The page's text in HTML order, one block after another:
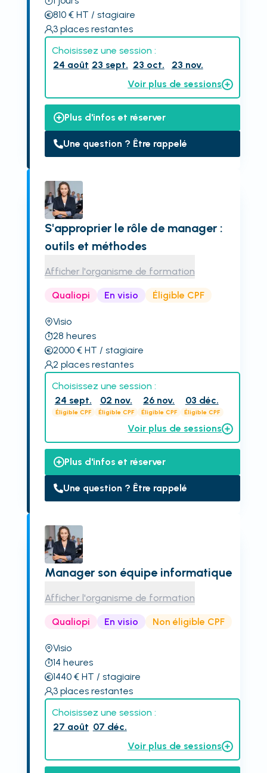
810€ HT / stagiaire
3 places restantes
Choisissez une session :
24 août 23 sept. 23 oct.
23 nov.
Voir plus de sessions
Plus d'infos et réserver
Une question ? Être rappelé
S'approprier le rôle de manager :
outils et méthodes
Afficher l'organisme de formation
Qualiopi En visio Éligible CPF
Visio
28 heures
2000€ HT / stagiaire
2 places restantes
Choisissez une session :
24 sept.
Éligible CPF
02 nov.
Éligible CPF
26 nov.
Éligible CPF
03 déc.
Éligible CPF
Voir plus de sessions
Plus d'infos et réserver
Une question ? Être rappelé
Manager son équipe informatique
Afficher l'organisme de formation
Qualiopi En visio Non éligible CPF
Visio
14 heures
1440€ HT / stagiaire
3 places restantes
Choisissez une session :
27 août 07 déc.
Voir plus de sessions